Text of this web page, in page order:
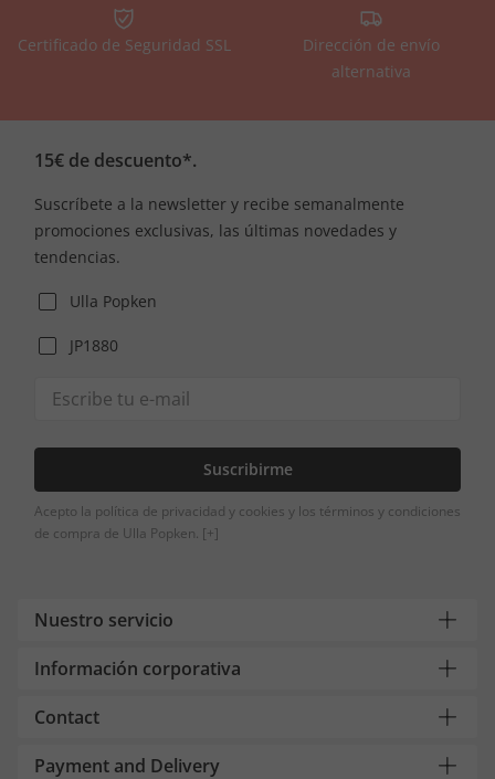
Certificado de Seguridad SSL
Dirección de envío
alternativa
15€ de descuento*.
Suscríbete a la newsletter y recibe semanalmente
promociones exclusivas, las últimas novedades y
tendencias.
Ulla Popken
JP1880
Suscribirme
Acepto la política de privacidad y cookies y los términos y condiciones
de compra de Ulla Popken. [+]
Nuestro servicio
Información corporativa
Contact
Payment and Delivery